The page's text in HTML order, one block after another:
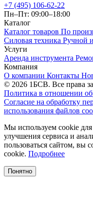
+7 (495) 106-62-22
Пн–Пт: 09:00–18:00
Каталог
Каталог товаров По
Силовая техника Ручной
Услуги
Аренда инструмента
Компания
О компании Контакты
© 2026 1БСВ. Все права
Политика в отношении
Согласие на обработку
использования файлов
Мы используем cookie для
улучшения сервиса и
пользоваться сайтом, вы
cookie. Подробнее
Понятно